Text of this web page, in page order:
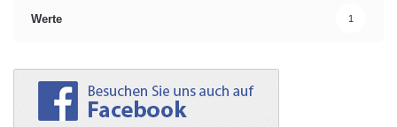
Werte 1